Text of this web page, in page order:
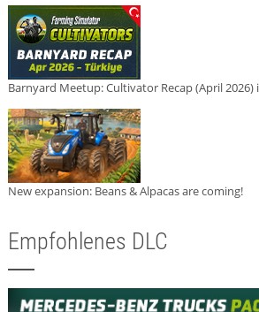
Barnyard Meetup: Cultivator Recap (April 2026)
New expansion: Beans & Alpacas are coming!
Empfohlenes DLC